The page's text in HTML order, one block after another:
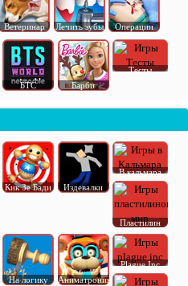
Ветеринар Лечить зубы Операции
БТС Барби
Тесты
Кик Зе Бади Издевалки
В кальмара
Пластилин
На логику Аниматроник
Plague Inc